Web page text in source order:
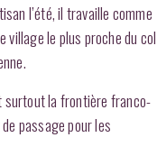
l’été, il travaille comme
village le plus proche du col
surtout la frontière franco-
passage pour les